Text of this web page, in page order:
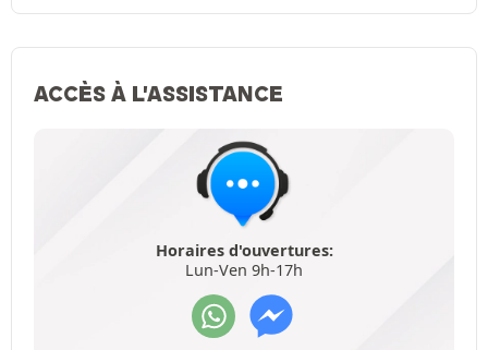
ACCÈS À L'ASSISTANCE
Horaires d'ouvertures:
Lun-Ven 9h-17h